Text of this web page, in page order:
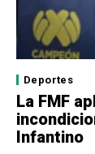
Deportes
La FMF
Infantino